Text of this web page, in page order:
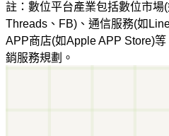
註：數位平台產業包括數位市場
Threads、FB)、通信服務(如
APP商店(如Apple APP Store)
銷服務規劃。